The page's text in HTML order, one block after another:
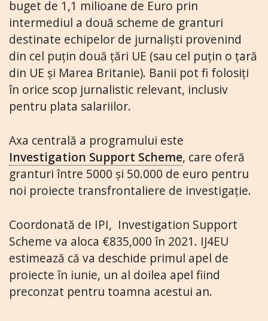
buget de 1,1 milioane de Euro prin
intermediul a două scheme de granturi
destinate echipelor de jurnaliști provenind
din cel puțin două țări UE (sau cel puțin o țară
din UE și Marea Britanie). Banii pot fi folosiți
în orice scop jurnalistic relevant, inclusiv
pentru plata salariilor.
Axa centrală a programului este
Investigation Support Scheme, care oferă
granturi între 5000 și 50.000 de euro pentru
noi proiecte transfrontaliere de investigație.
Coordonată de IPI, Investigation Support
Scheme va aloca €835,000 în 2021. IJ4EU
estimează că va deschide primul apel de
proiecte în iunie, un al doilea apel fiind
preconzat pentru toamna acestui an.